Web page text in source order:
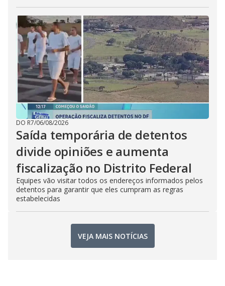
DO R7/06/08/2026
Saída temporária de detentos
divide opiniões e aumenta
fiscalização no Distrito Federal
Equipes vão visitar todos os endereços informados pelos
detentos para garantir que eles cumpram as regras
estabelecidas
VEJA MAIS NOTÍCIAS